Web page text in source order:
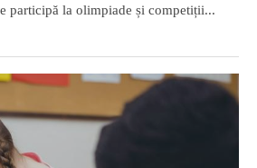
participă la olimpiade și competiții...